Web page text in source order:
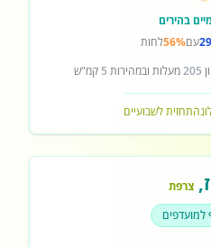
בהירים
עם56%לחות
205מעלות ובמהירות 5 קמ"ש
תחזית לשבועיים
,צרפת
למועדפים